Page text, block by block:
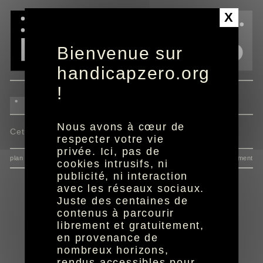
Cette actualité n'est pas disponible.
plan du site données personnelles consentement
X
Bienvenue sur
handicapzero.org
!
Nous avons à cœur de
respecter votre vie
privée. Ici, pas de
cookies intrusifs, ni
publicité, ni interaction
avec les réseaux sociaux.
Juste des centaines de
contenus à parcourir
librement et gratuitement,
en provenance de
nombreux horizons,